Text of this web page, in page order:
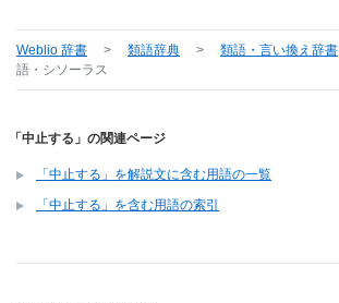
Weblio 辞書 > 類語辞典 > 類語・言い換え辞書
語・シソーラス
「中止する」の関連ページ
「中止する」を解説文に含む用語の一覧
「中止する」を含む用語の索引